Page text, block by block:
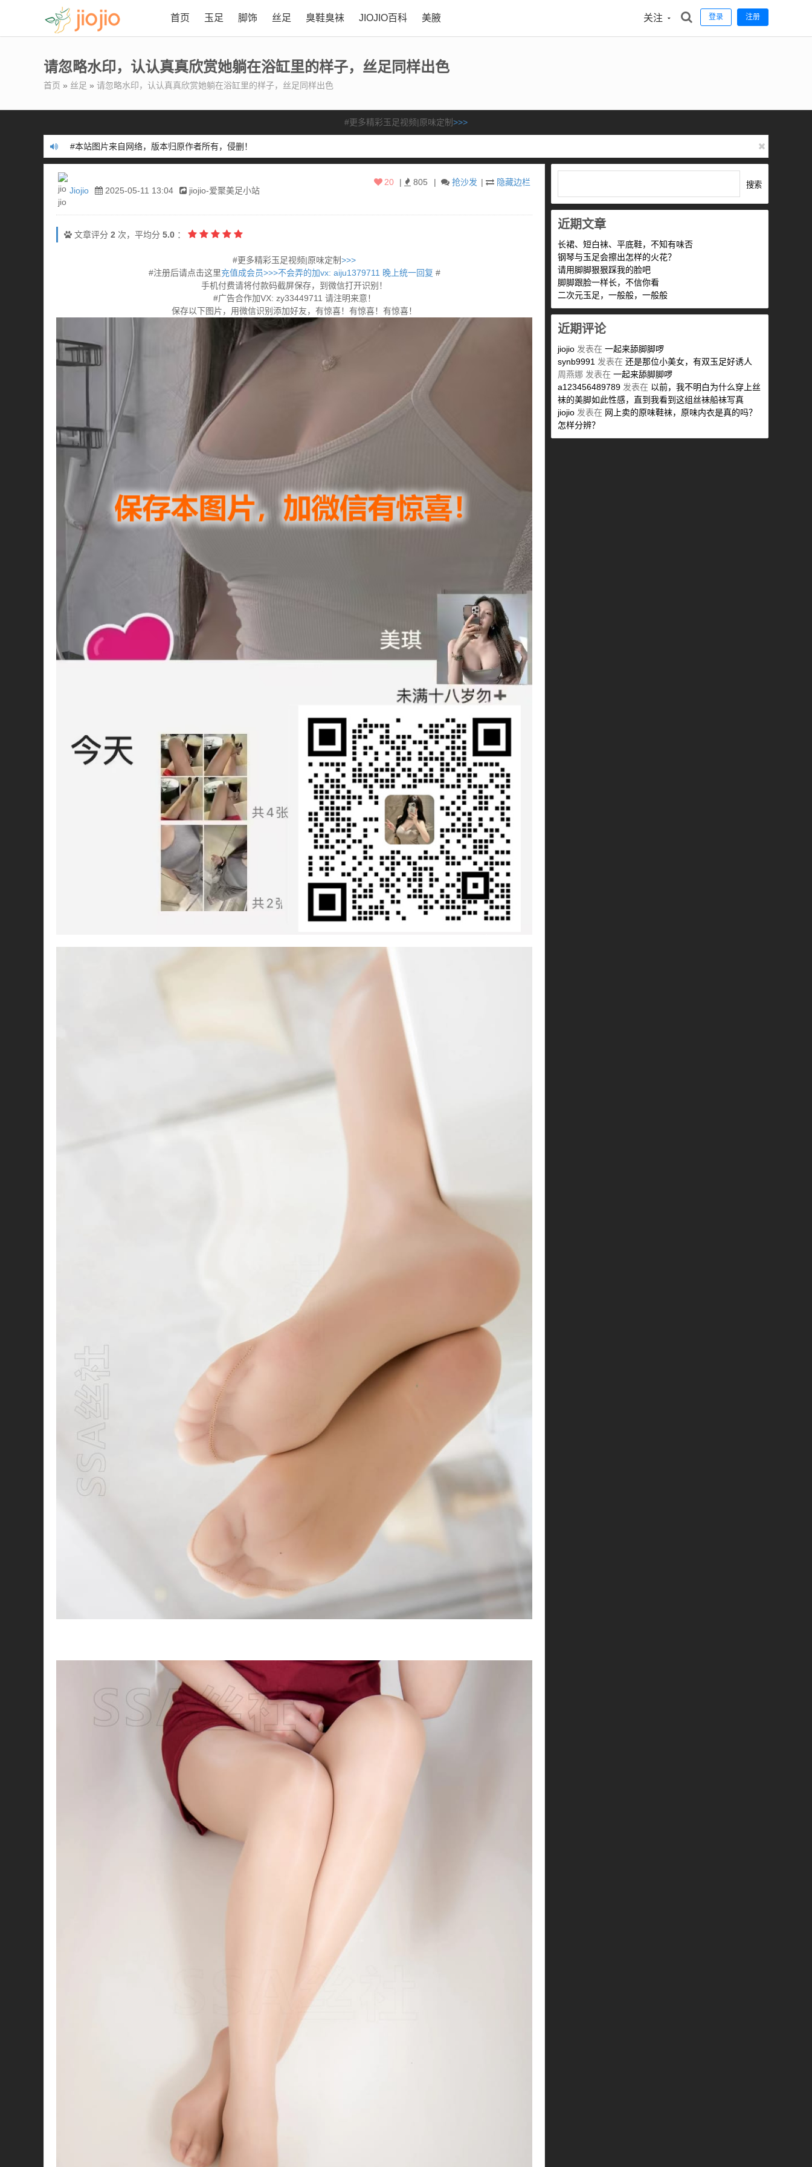
登录 注册
关注
首页 玉足 脚饰 丝足 臭鞋臭袜 JIOJIO百科 美腋
请忽略水印，认认真真欣赏她躺在浴缸里的样子，丝足同样出色
首页 » 丝足 » 请忽略水印，认认真真欣赏她躺在浴缸里的样子，丝足同样出色
#更多精彩玉足视频|原味定制>>>
#本站不含任何色情内容，提倡健康品足！
#本站图片来自网络，版本归原作者所有，侵删！
#本站不含任何色情内容，提倡健康品足！
Jiojio 2025-05-11 13:04 jiojio-爱聚美足小站
| 隐藏边栏
| 抢沙发
| 805
20
文章评分 2 次，平均分 5.0 ：
#更多精彩玉足视频|原味定制>>>
#注册后请点击这里充值成会员>>>不会弄的加vx: aiju1379711 晚上统一回复 #
手机付费请将付款码截屏保存，到微信打开识别！
#广告合作加VX: zy33449711 请注明来意！
保存以下图片，用微信识别添加好友，有惊喜！有惊喜！有惊喜！
搜索
近期文章
长裙、短白袜、平底鞋，不知有味否
钢琴与玉足会擦出怎样的火花？
请用脚脚狠狠踩我的脸吧
脚脚跟脸一样长，不信你看
二次元玉足，一般般，一般般
近期评论
jiojio 发表在 一起来舔脚脚啰
synb9991 发表在 还是那位小美女，有双玉足好诱人
周燕娜 发表在 一起来舔脚脚啰
a123456489789 发表在 以前，我不明白为什么穿上丝
袜的美脚如此性感，直到我看到这组丝袜船袜写真
jiojio 发表在 网上卖的原味鞋袜，原味内衣是真的吗？
怎样分辨？